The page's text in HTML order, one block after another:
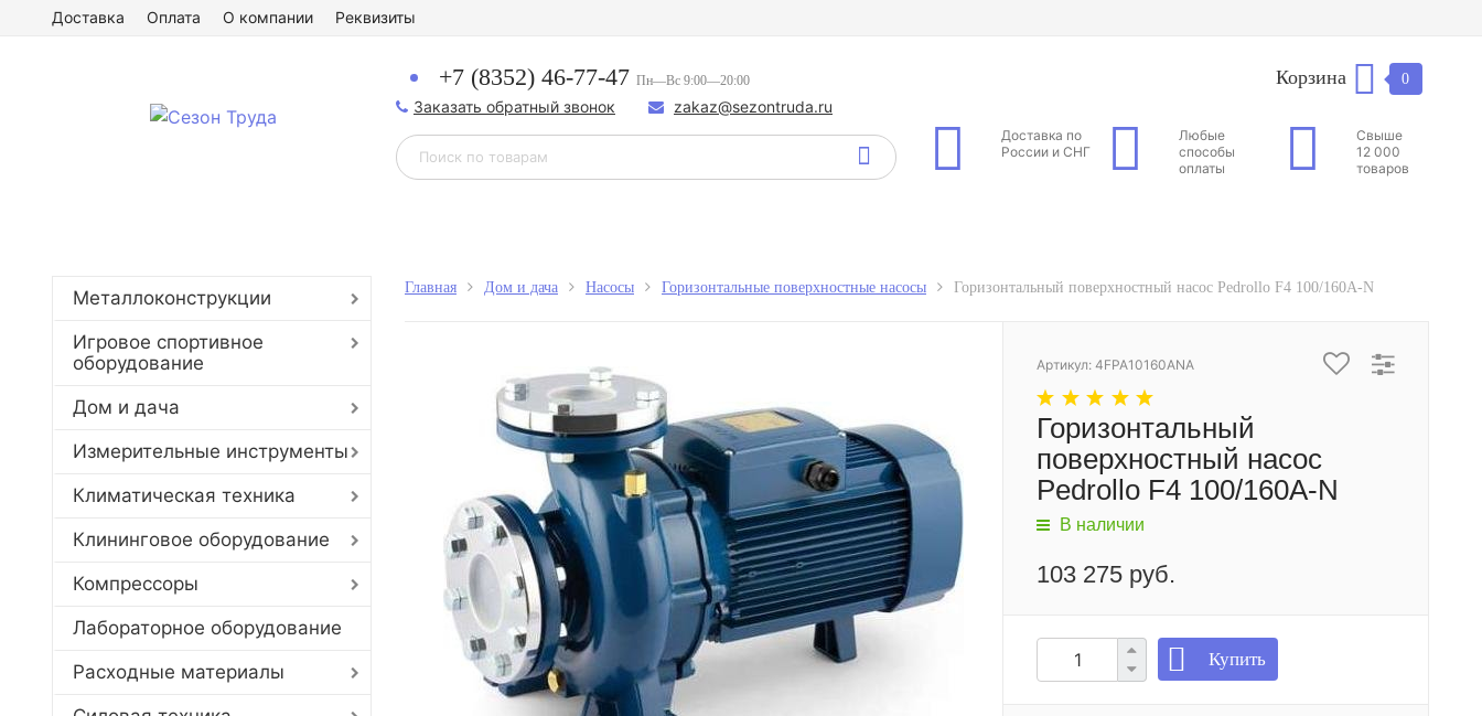
Доставка Оплата О компании Реквизиты
+7 (8352) 46-77-47 Пн—Вс 9:00—20:00
Заказать обратный звонок zakaz@sezontruda.ru
Корзина 0
Доставка по
России и СНГ
Любые
способы
оплаты
Свыше
12 000
товаров
Металлоконструкции
Игровое спортивное
оборудование
Дом и дача
Измерительные инструменты
Климатическая техника
Клининговое оборудование
Компрессоры
Лабораторное оборудование
Расходные материалы
Главная Дом и дача Насосы Горизонтальные поверхностные насосы Горизонтальный поверхностный насос Pedrollo F4 100/160A-N
Артикул: 4FPA10160ANA
Горизонтальный
поверхностный насос
Pedrollo F4 100/160A-N
В наличии
103 275 руб.
Купить